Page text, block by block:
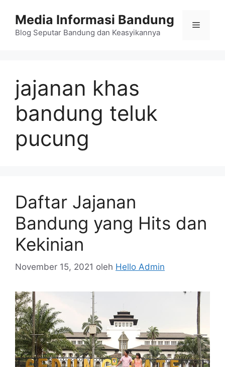
Media Informasi Bandung
Blog Seputar Bandung dan Keasyikannya
Menu
jajanan khas
bandung teluk
pucung
Daftar Jajanan
Bandung yang Hits dan
Kekinian
November 15, 2021 oleh Hello Admin